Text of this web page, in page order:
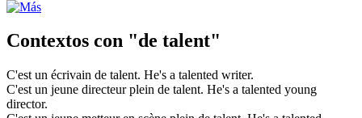
Contextos con "de talent"
C'est un écrivain de talent. He's a talented writer.
C'est un jeune directeur plein de talent. He's a talented young
director.